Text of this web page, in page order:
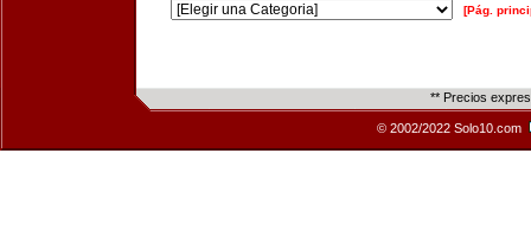
[Pág.
** Precios
© 2002/2022 Solo10.com